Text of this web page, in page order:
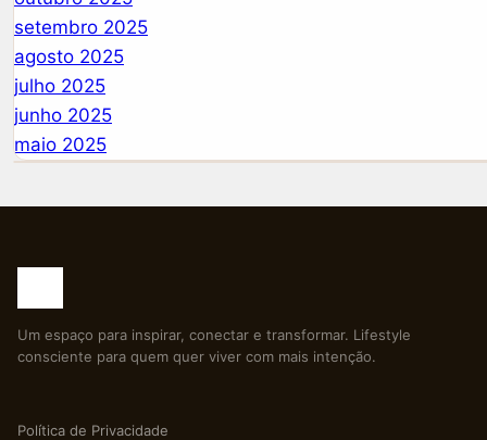
setembro 2025
agosto 2025
julho 2025
junho 2025
maio 2025
Um espaço para inspirar, conectar e transformar. Lifestyle
consciente para quem quer viver com mais intenção.
Política de Privacidade